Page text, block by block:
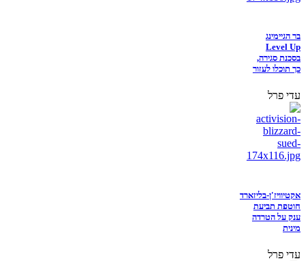
בר הגיימינג
Level Up
בסכנת סגירה,
כך תוכלו לעזור
עדי פרל
אקטיוויז'ן-בליזארד
חוטפת תביעת
ענק על הטרדה
מינית
עדי פרל